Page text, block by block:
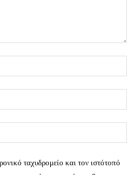
ταχυδρομείο και τον ιστότοπό